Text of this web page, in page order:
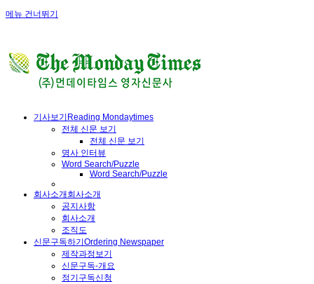
메뉴 건너뛰기
기사보기 Reading Mondaytimes
전체 신문 보기
전체 신문 보기
명사 인터뷰
Word Search/Puzzle
Word Search/Puzzle
회사소개 회사소개
공지사항
회사소개
조직도
신문구독하기 Ordering Newspaper
제작과정보기
신문구독-개요
정기구독신청